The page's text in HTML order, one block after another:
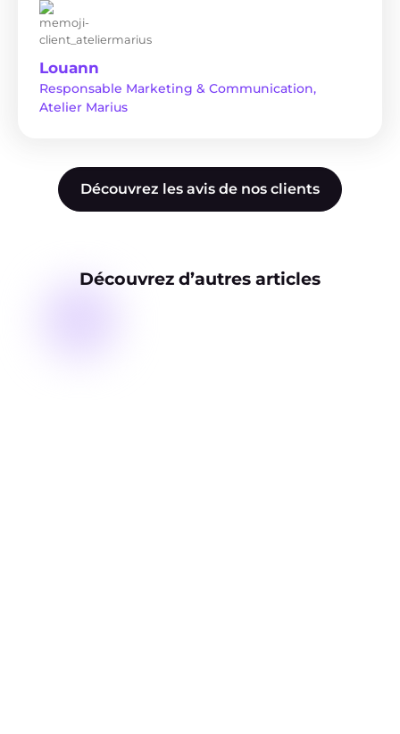
Louann
Responsable Marketing & Communication,
Atelier Marius
Découvrez les avis de nos clients
Découvrez d’autres articles